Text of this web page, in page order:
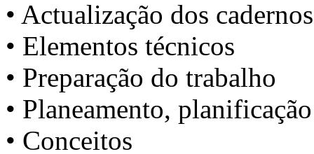
• Actualização dos cadernos
• Elementos técnicos
• Preparação do trabalho
• Planeamento,
• Conceitos